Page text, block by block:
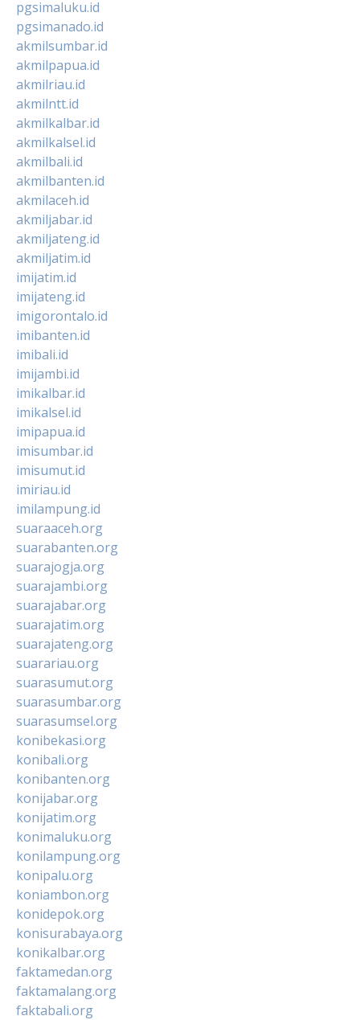
pgsimaluku.id
pgsimanado.id
akmilsumbar.id
akmilpapua.id
akmilriau.id
akmilntt.id
akmilkalbar.id
akmilkalsel.id
akmilbali.id
akmilbanten.id
akmilaceh.id
akmiljabar.id
akmiljateng.id
akmiljatim.id
imijatim.id
imijateng.id
imigorontalo.id
imibanten.id
imibali.id
imijambi.id
imikalbar.id
imikalsel.id
imipapua.id
imisumbar.id
imisumut.id
imiriau.id
imilampung.id
suaraaceh.org
suarabanten.org
suarajogja.org
suarajambi.org
suarajabar.org
suarajatim.org
suarajateng.org
suarariau.org
suarasumut.org
suarasumbar.org
suarasumsel.org
konibekasi.org
konibali.org
konibanten.org
konijabar.org
konijatim.org
konimaluku.org
konilampung.org
konipalu.org
koniambon.org
konidepok.org
konisurabaya.org
konikalbar.org
faktamedan.org
faktamalang.org
faktabali.org